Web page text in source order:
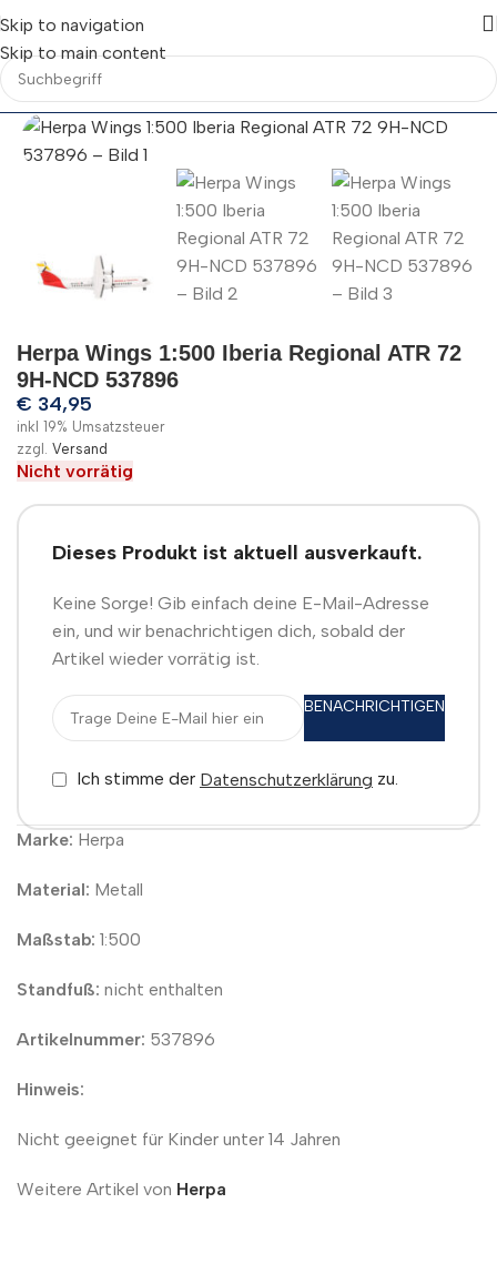
Skip to navigation
Skip to main content
Herpa Wings 1:500 Iberia Regional ATR 72
9H-NCD 537896
€ 34,95
inkl 19% Umsatzsteuer
zzgl. Versand
Nicht vorrätig
Dieses Produkt ist aktuell ausverkauft.
Keine Sorge! Gib einfach deine E-Mail-Adresse
ein, und wir benachrichtigen dich, sobald der
Artikel wieder vorrätig ist.
BENACHRICHTIGEN
Ich stimme der Datenschutzerklärung zu.
Marke: Herpa
Material: Metall
Maßstab: 1:500
Standfuß: nicht enthalten
Artikelnummer: 537896
Hinweis:
Nicht geeignet für Kinder unter 14 Jahren
Weitere Artikel von Herpa